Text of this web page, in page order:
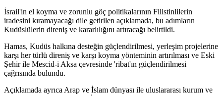
İsrail'in el koyma ve zorunlu göç politikalarının Filistinlilerin
iradesini kıramayacağı dile getirilen açıklamada, bu adımların
Kudüslülerin direniş ve kararlılığını artıracağı belirtildi.
Hamas, Kudüs halkına desteğin güçlendirilmesi, yerleşim projelerine
karşı her türlü direniş ve karşı koyma yönteminin artırılması ve Eski
Şehir ile Mescid-i Aksa çevresinde 'ribat'ın güçlendirilmesi
çağrısında bulundu.
Açıklamada ayrıca Arap ve İslam dünyası ile uluslararası kurum ve